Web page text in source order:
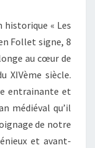
historique « Les
Follet signe, 8
au cœur de
XIVème siècle.
entrainante et
médiéval qu’il
de notre
et avant-